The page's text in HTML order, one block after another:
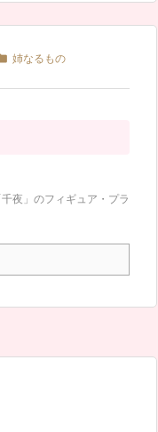
姉なるもの
夜」のフィギュア・プラ